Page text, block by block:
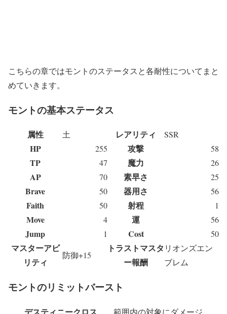
こちらの章ではモントのステータスと各耐性についてまと
めていきます。
モントの基本ステータス
属性 土 レアリティ SSR
HP 255 攻撃 58
TP 47 魔力 26
AP 70 素早さ 25
Brave 50 器用さ 56
Faith 50 射程 1
Move 4 運 56
Jump 1 Cost 50
マスターアビ
リティ
防御+15
トラストマスタ
ー報酬
リオンズエン
ブレム
モントのリミットバースト
範囲内の対象にダメージ